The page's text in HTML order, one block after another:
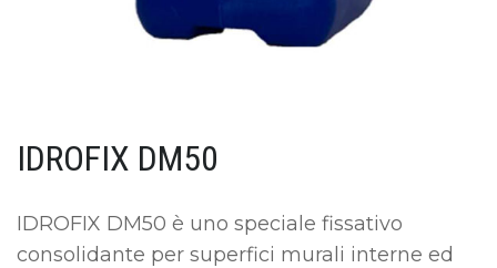
IDROFIX DM50
IDROFIX DM50 è uno speciale fissativo
consolidante per superfici murali interne ed